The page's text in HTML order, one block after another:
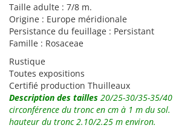
Taille adulte : 7/8 m.
Origine : Europe méridionale
Persistance du feuillage : Persistant
Famille : Rosaceae
Rustique
Toutes expositions
Certifié production Thuilleaux
Description des tailles 20/25-30/35-35/
circonférence du tronc en cm à 1 m du sol.
hauteur du tronc 2.10/2.25 m environ.